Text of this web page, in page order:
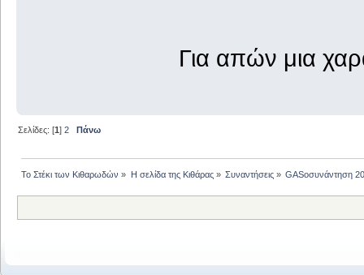
Για απών μια
Σελίδες: [1]2 Πάνω
Το Στέκι των Κιθαρωδών » Η σελίδα της Κιθάρας» Συναντήσεις» GASοσυνάντηση